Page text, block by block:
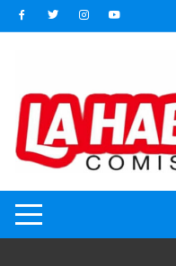
Saltar
al